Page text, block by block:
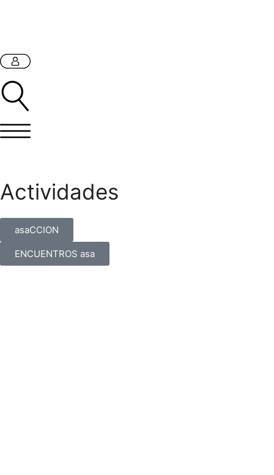
Actividades
asaCCION
ENCUENTROS asa